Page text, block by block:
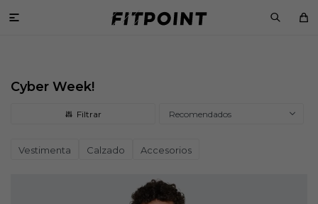

Cyber Week!
Recomendados
Vestimenta Calzado Accesorios